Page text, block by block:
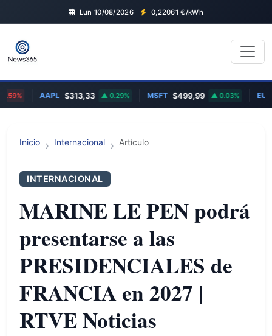
Lun 10/08/2026 0,22061 €/kWh
AAPL $313,33 0.29% MSFT $499,99 0.03% EUR/
Inicio Internacional Artículo
INTERNACIONAL
MARINE LE PEN podrá
presentarse a las
PRESIDENCIALES de
FRANCIA en 2027 |
RTVE Noticias